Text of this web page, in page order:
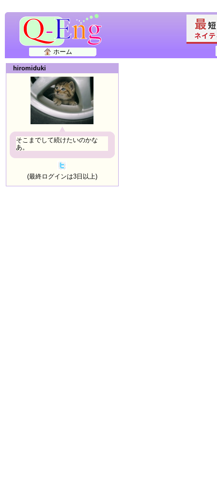
ホーム
hiromiduki
そこまでして続けたいのかな
あ。
(最終ログインは3日以上)